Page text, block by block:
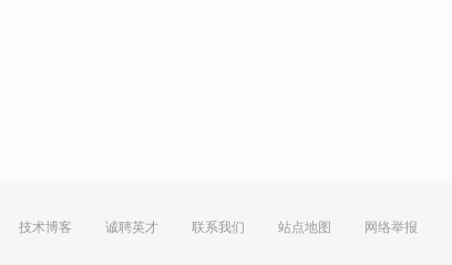
技术博客 诚聘英才 联系我们 站点地图 网络举报